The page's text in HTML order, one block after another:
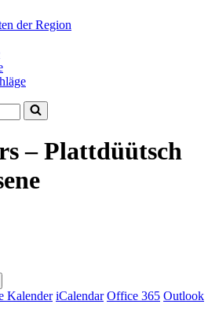
der Region
– Plattdüütsch
Kalender iCalendar Office 365 Outlook